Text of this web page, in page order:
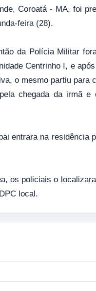
Coroatá - MA, foi
feira (28).
da Polícia Militar
Centrinho I, e
o mesmo partiu
chegada da irmã
entrara na residência
os policiais o
local.